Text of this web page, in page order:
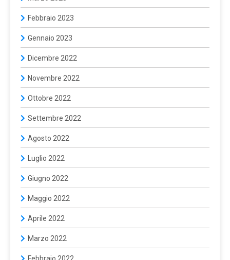
Febbraio 2023
Gennaio 2023
Dicembre 2022
Novembre 2022
Ottobre 2022
Settembre 2022
Agosto 2022
Luglio 2022
Giugno 2022
Maggio 2022
Aprile 2022
Marzo 2022
Febbraio 2022